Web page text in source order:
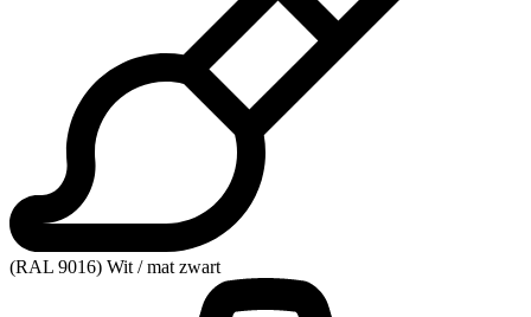
(RAL 9016) Wit / mat zwart